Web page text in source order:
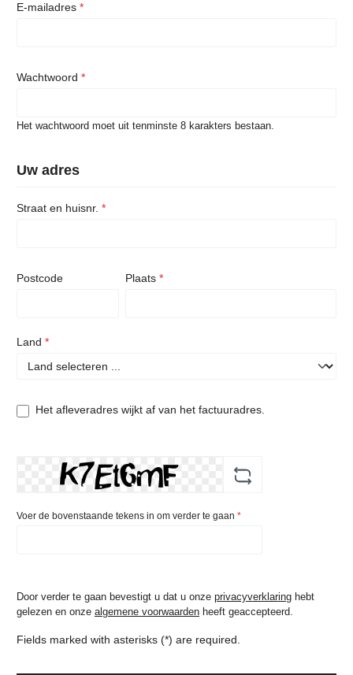
E-mailadres *
Wachtwoord *
Het wachtwoord moet uit tenminste 8 karakters bestaan.
Uw adres
Straat en huisnr. *
Postcode Plaats *
Land *
Het afleveradres wijkt af van het factuuradres.
Voer de bovenstaande tekens in om verder te gaan *
Door verder te gaan bevestigt u dat u onze privacyverklaring hebt
gelezen en onze algemene voorwaarden heeft geaccepteerd.
Fields marked with asterisks (*) are required.